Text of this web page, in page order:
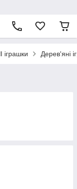
Дерев'яні